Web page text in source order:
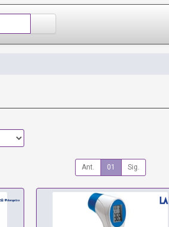
Ant. 01 Sig.